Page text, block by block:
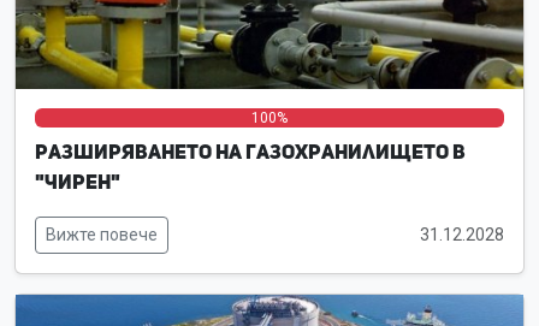
0%
0% 100%
Разширяването на газохранилището в
"Чирен"
Вижте повече 31.12.2028